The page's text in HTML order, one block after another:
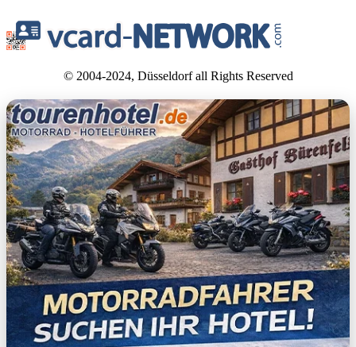
© 2004-2024, Düsseldorf all Rights Reserved